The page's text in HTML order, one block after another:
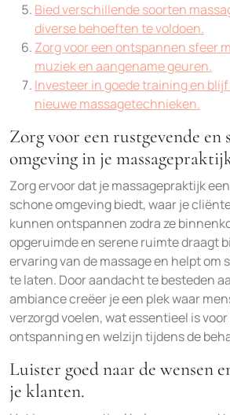
Bied verschillende soorten
diverse behoeften te voldoen.
Zorg voor een ontspannen sfeer
muziek en aangename geuren.
Investeer in goede training en
nieuwe massagetechnieken.
Zorg voor een rustgevende en
omgeving in je
Zorg ervoor dat je massagepraktijk
schone omgeving biedt, waar je
kunnen ontspannen zodra ze
opgeruimde en serene ruimte draagt
ervaring van de massage en helpt om
te laten. Door aandacht te besteden
ambiance creëer je een plek waar
verzorgd voelen, wat essentieel is
ontspanning en welzijn tijdens de
Luister goed naar de wensen
je klanten.